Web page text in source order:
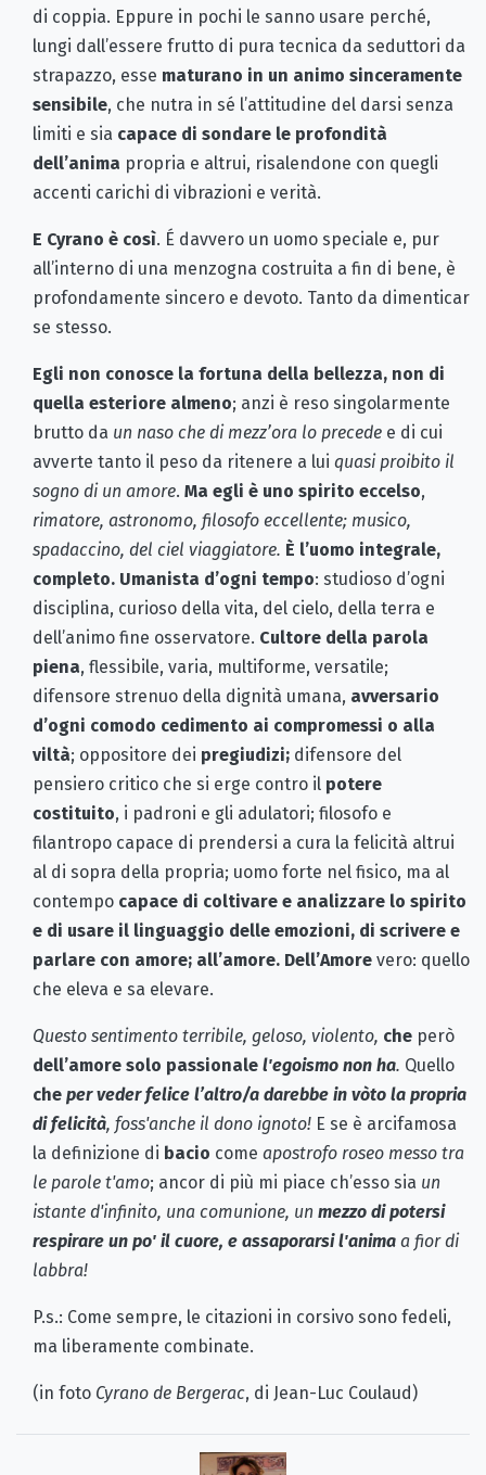
di coppia. Eppure in pochi le sanno usare perché,
lungi dall’essere frutto di pura tecnica da seduttori da
strapazzo, esse maturano in un animo sinceramente
sensibile, che nutra in sé l’attitudine del darsi senza
limiti e sia capace di sondare le profondità
dell’anima propria e altrui, risalendone con quegli
accenti carichi di vibrazioni e verità.
E Cyrano è così. É davvero un uomo speciale e, pur
all’interno di una menzogna costruita a fin di bene, è
profondamente sincero e devoto. Tanto da dimenticar
se stesso.
Egli non conosce la fortuna della bellezza, non di
quella esteriore almeno; anzi è reso singolarmente
brutto da un naso che di mezz’ora lo precede e di cui
avverte tanto il peso da ritenere a lui quasi proibito il
sogno di un amore. Ma egli è uno spirito eccelso,
rimatore, astronomo, filosofo eccellente; musico,
spadaccino, del ciel viaggiatore. È l’uomo integrale,
completo. Umanista d’ogni tempo: studioso d’ogni
disciplina, curioso della vita, del cielo, della terra e
dell’animo fine osservatore. Cultore della parola
piena, flessibile, varia, multiforme, versatile;
difensore strenuo della dignità umana, avversario
d’ogni comodo cedimento ai compromessi o alla
viltà; oppositore dei pregiudizi; difensore del
pensiero critico che si erge contro il potere
costituito, i padroni e gli adulatori; filosofo e
filantropo capace di prendersi a cura la felicità altrui
al di sopra della propria; uomo forte nel fisico, ma al
contempo capace di coltivare e analizzare lo spirito
e di usare il linguaggio delle emozioni, di scrivere e
parlare con amore; all’amore. Dell’Amore vero: quello
che eleva e sa elevare.
Questo sentimento terribile, geloso, violento, che però
dell’amore solo passionale l'egoismo non ha. Quello
che per veder felice l’altro/a darebbe in vòto la propria
di felicità, foss'anche il dono ignoto! E se è arcifamosa
la definizione di bacio come apostrofo roseo messo tra
le parole t'amo; ancor di più mi piace ch’esso sia un
istante d'infinito, una comunione, un mezzo di potersi
respirare un po' il cuore, e assaporarsi l'anima a fior di
labbra!
P.s.: Come sempre, le citazioni in corsivo sono fedeli,
ma liberamente combinate.
(in foto Cyrano de Bergerac, di Jean-Luc Coulaud)